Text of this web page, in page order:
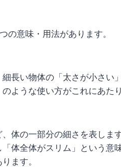
の意味・用法があります。
長い物体の「太さが小さ
ような使い方がこれにあたり
体の一部分の細さを表しま
体全体がスリム」という意
ます。